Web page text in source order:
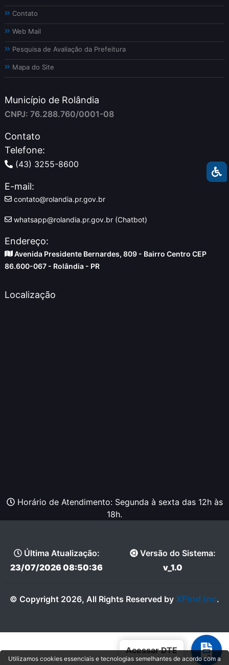
Acessar DTE
Contato
Web Mail
Pesquisa de Avaliação da Prefeitura
Mapa do Site
Município de Rolândia
CNPJ: 76.288.760/0001-08
Contato
Telefone:
(43) 3255-8600
E-mail:
contato@rolandia.pr.gov.br
whatsapp@rolandia.pr.gov.br (Chatbot)
Endereço:
Avenida Presidente Bernardes, 809 - Bairro Centro CEP
86.600-067 - Rolândia - PR
Localização
Horário de Atendimento: Segunda à sexta das 12h às
18h.
Última Atualização:
23/07/2026 08:50:36
Versão do Sistema:
v_1.0
© Copyright 2026, All Rights Reserved by XFind.inc.
Utilizamos cookies essenciais e tecnologias semelhantes de acordo com a